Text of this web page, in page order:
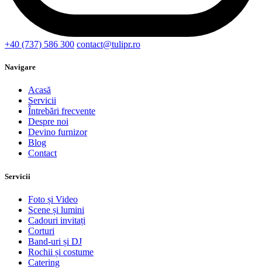
+40 (737) 586 300 contact@tulipr.ro
Navigare
Acasă
Servicii
Întrebări frecvente
Despre noi
Devino furnizor
Blog
Contact
Servicii
Foto și Video
Scene și lumini
Cadouri invitați
Corturi
Band-uri și DJ
Rochii și costume
Catering